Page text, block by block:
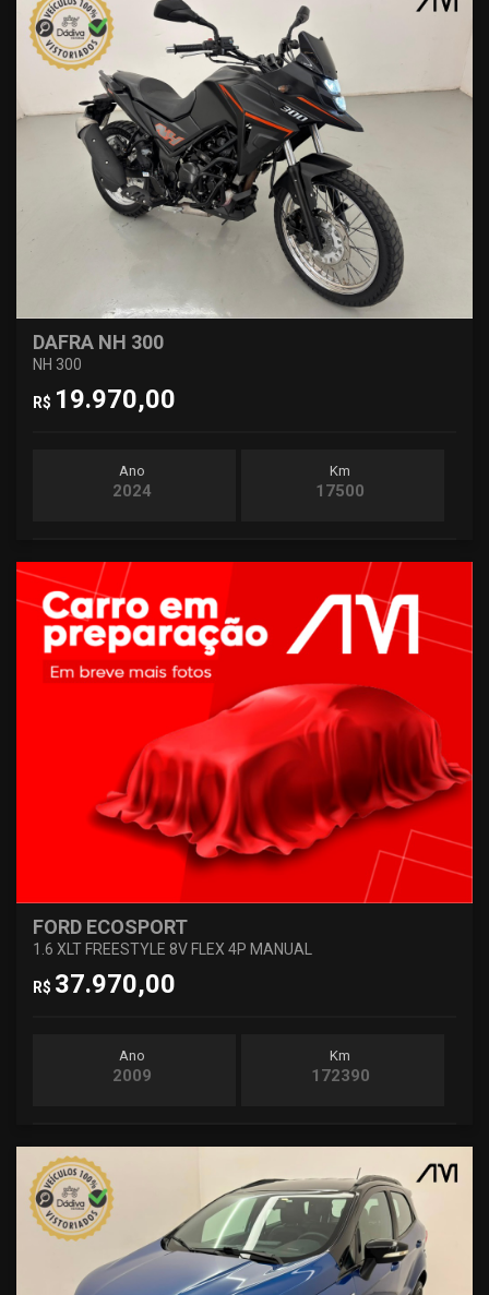
DAFRA NH 300
NH 300
R$ 19.970,00
Ano
2024
Km
17500
FORD ECOSPORT
1.6 XLT FREESTYLE 8V FLEX 4P MANUAL
R$ 37.970,00
Ano
2009
Km
172390